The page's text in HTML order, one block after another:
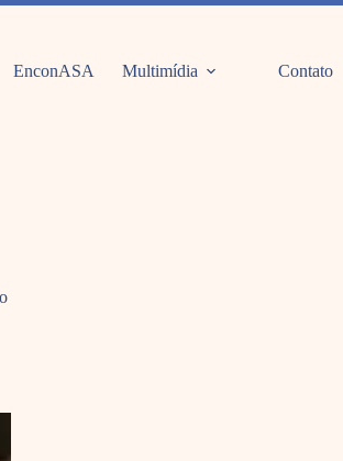
EnconASA Multimídia Contato